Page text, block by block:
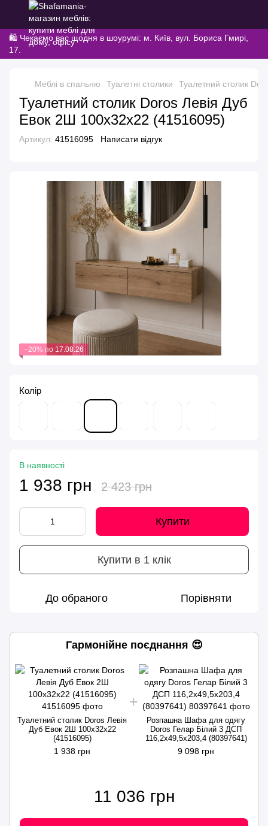
🛍️ Чекаємо вас щодня в шоурумі: м. Київ, вул. Бориса Гмирі,
17.
Меблі в спальню Туалетні столики Туалетний столик
Туалетний столик Doros Левія Дуб
Евок 2Ш 100х32х22 (41516095)
Артикул: 41516095 Написати відгук
−20% по 17.08.26
Колір
В наявності
1 938 грн 2 423 грн
Купити
Купити в 1 клік
До обраного Порівняти
Гармонійне поєднання 😍
Туалетний столик Doros Левія
Дуб Евок 2Ш 100х32х22
(41516095)
1 938 грн
Розпашна Шафа для одягу
Doros Гелар Білий 3 ДСП
116,2х49,5х203,4 (80397641)
9 098 грн
11 036 грн